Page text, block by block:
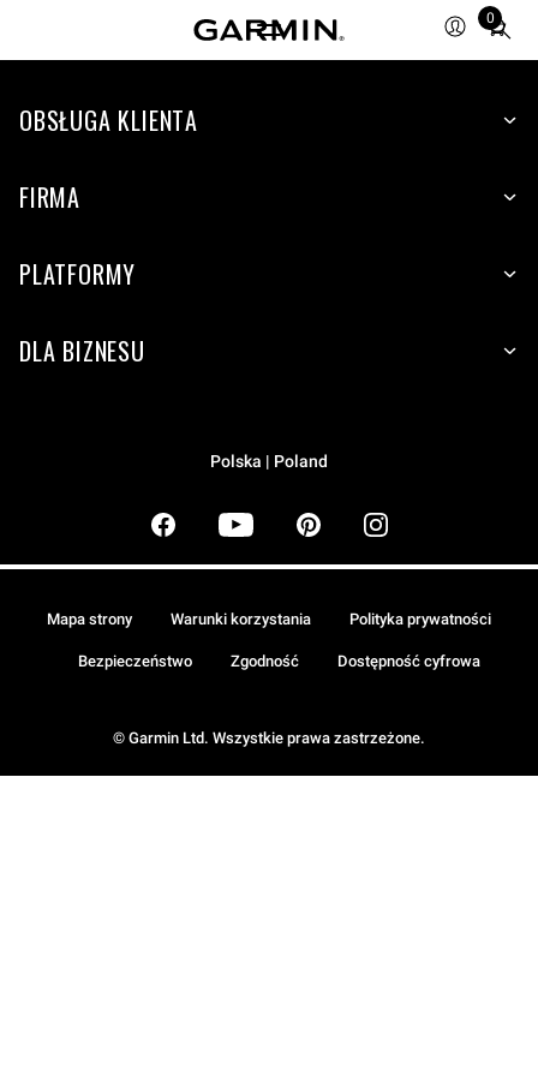
0
Total
items
cart:
OBSŁUGA KLIENTA
FIRMA
PLATFORMY
DLA BIZNESU
Polska | Poland
© Garmin Ltd. Wszystkie prawa zastrzeżone.
Mapa strony Warunki korzystania Polityka prywatności
Bezpieczeństwo Zgodność Dostępność cyfrowa